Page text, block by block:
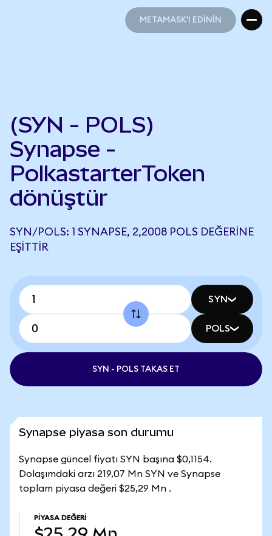
METAMASK'I EDİNİN
(SYN - POLS)
Synapse -
PolkastarterToken
dönüştür
SYN/POLS: 1 SYNAPSE, 2,2008 POLS DEĞERINE
EŞITTIR
SYN
POLS
SYN - POLS TAKAS ET
Synapse piyasa son durumu
Synapse güncel fiyatı SYN başına $0,1154.
Dolaşımdaki arzı 219,07 Mn SYN ve Synapse
toplam piyasa değeri $25,29 Mn .
PIYASA DEĞERI